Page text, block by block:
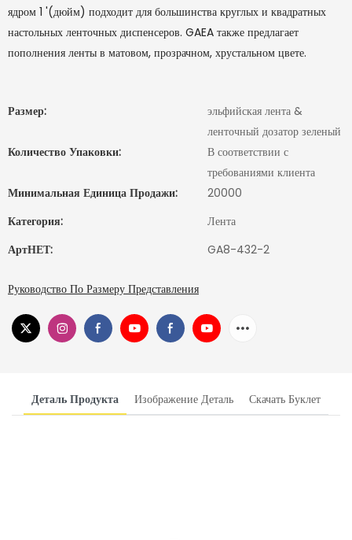
ядром 1 '(дюйм) подходит для большинства круглых и квадратных
настольных ленточных диспенсеров. GAEA также предлагает
пополнения ленты в матовом, прозрачном, хрустальном цвете.
Размер:
эльфийская лента &
ленточный дозатор зеленый
Количество Упаковки:
В соответствии с
требованиями клиента
Минимальная Единица Продажи:
20000
Категория:
Лента
АртНЕТ:
GA8-432-2
Руководство По Размеру Представления
Деталь Продукта Изображение Деталь Скачать Буклет